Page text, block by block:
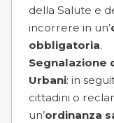
della Salute e
incorrere in un’
obbligatoria.
Segnalazione
Urbani: in
cittadini o
un’ordinanza